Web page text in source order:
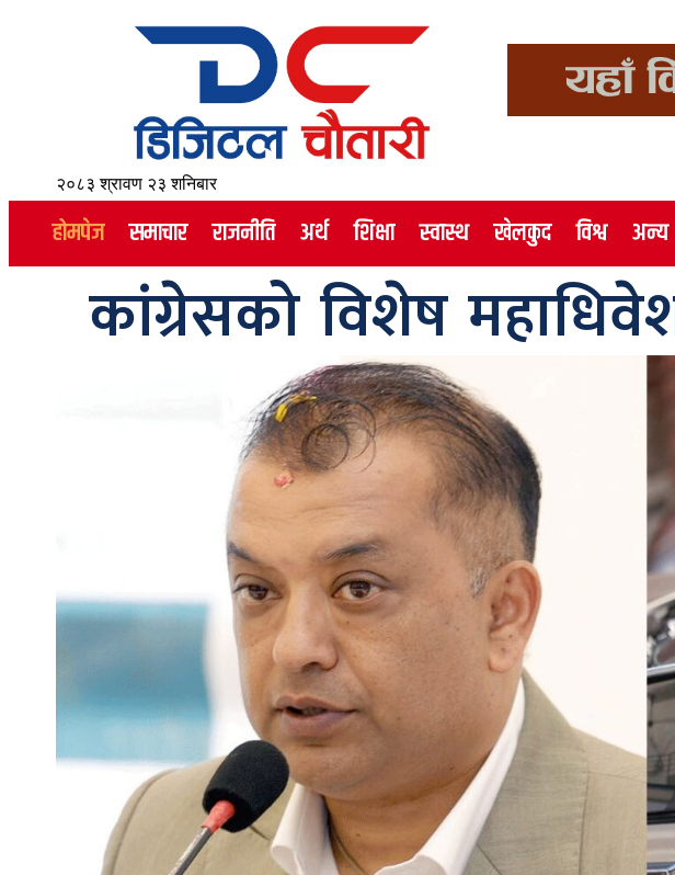
२०८३ श्रावण २३ शनिबार
होमपेज समाचार राजनीति अर्थ शिक्षा स्वास्थ खेलकुद विश्व अन्य
कांग्रेसको विशेष